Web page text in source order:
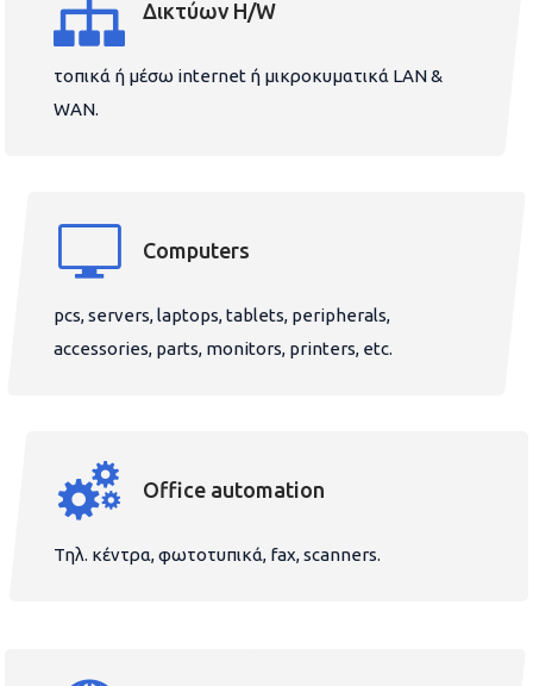
Δικτύων H/W
τοπικά ή μέσω internet ή μικροκυματικά LAN &
WAN.
Computers
pcs, servers, laptops, tablets, peripherals,
accessories, parts, monitors, printers, etc.
Office automation
Τηλ. κέντρα, φωτοτυπικά, fax, scanners.